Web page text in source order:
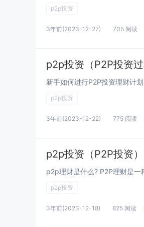
p2p投资
3年前(2023-12-27) 705 阅读
p2p投资（P2P投资
p2p投资
3年前(2023-12-22) 775 阅读
p2p投资（P2P投资）
p2p投资
3年前(2023-12-18) 825 阅读